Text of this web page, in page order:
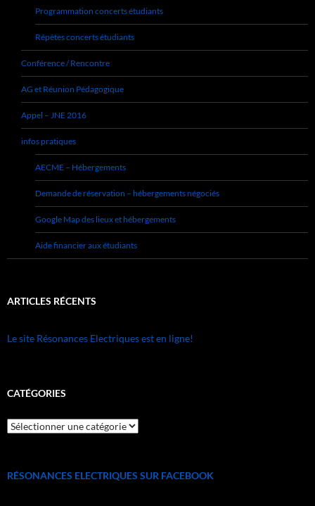
Programmation concerts étudiants
Répètes concerts étudiants
Conférence / Rencontre
AG et Réunion Pédagogique
Appel – JNE 2016
infos pratiques
AECME – Hébergements
Demande de réservation – hébergements négociés
Google Map des lieux et hébergements
Aide financier aux étudiants
ARTICLES RÉCENTS
Le site Résonances Electriques est en ligne!
CATÉGORIES
catégories
RÉSONANCES ELECTRIQUES SUR FACEBOOK